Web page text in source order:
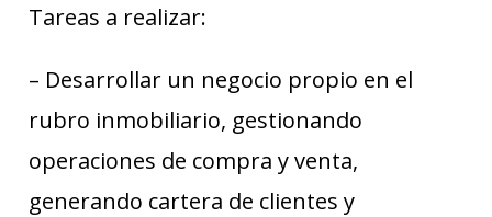
Tareas a realizar:
– Desarrollar un negocio propio en el
rubro inmobiliario, gestionando
operaciones de compra y venta,
generando cartera de clientes y